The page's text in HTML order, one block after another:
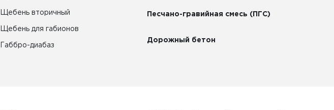
Щебень вторичный
Щебень для габионов
Габбро-диабаз
Песчано-гравийная смесь (ПГС)
Дорожный бетон